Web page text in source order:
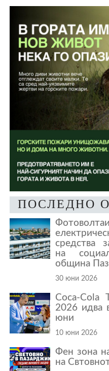
ПОСЛЕДНО
средства
на
община
30 юни 2026
Coca-Cola
2026 идва
юни
10 юни 2026
Фен зона
на